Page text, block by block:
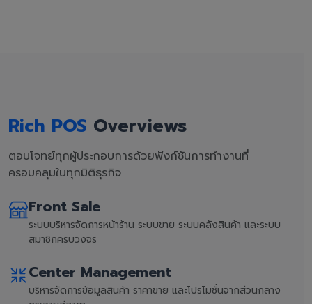
Rich POS Overviews
ตอบโจทย์ทุกผู้ประกอบการด้วยฟังก์ชันการทำงานที่
ครอบคลุมในทุกมิติธุรกิจ
Front Sale
ระบบบริหารจัดการหน้าร้าน ระบบขาย ระบบคลังสินค้า และระบบ
สมาชิกครบวงจร
Center Management
บริหารจัดการข้อมูลสินค้า ราคาขาย และโปรโมชั่นจากส่วนกลาง